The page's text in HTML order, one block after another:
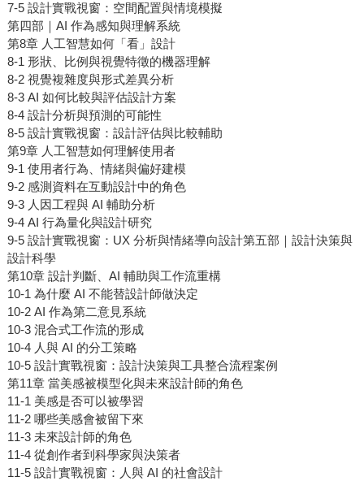
7-5 設計實戰視窗：空間配置與情境模擬
第四部｜AI 作為感知與理解系統
第8章 人工智慧如何「看」設計
8-1 形狀、比例與視覺特徵的機器理解
8-2 視覺複雜度與形式差異分析
8-3 AI 如何比較與評估設計方案
8-4 設計分析與預測的可能性
8-5 設計實戰視窗：設計評估與比較輔助
第9章 人工智慧如何理解使用者
9-1 使用者行為、情緒與偏好建模
9-2 感測資料在互動設計中的角色
9-3 人因工程與 AI 輔助分析
9-4 AI 行為量化與設計研究
9-5 設計實戰視窗：UX 分析與情緒導向設計第五部｜設計決策與
設計科學
第10章 設計判斷、AI 輔助與工作流重構
10-1 為什麼 AI 不能替設計師做決定
10-2 AI 作為第二意見系統
10-3 混合式工作流的形成
10-4 人與 AI 的分工策略
10-5 設計實戰視窗：設計決策與工具整合流程案例
第11章 當美感被模型化與未來設計師的角色
11-1 美感是否可以被學習
11-2 哪些美感會被留下來
11-3 未來設計師的角色
11-4 從創作者到科學家與決策者
11-5 設計實戰視窗：人與 AI 的社會設計